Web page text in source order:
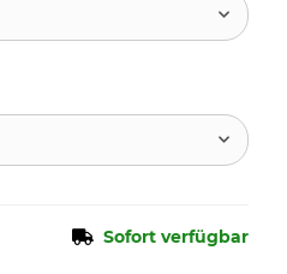
Sofort verfügbar